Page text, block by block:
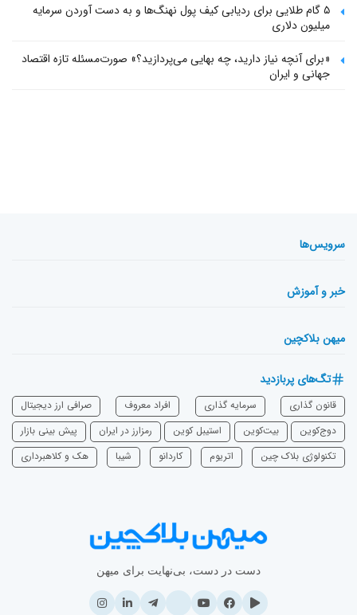
۵ گام طلایی برای ردیابی کیف پول‌ نهنگ‌ها و به دست آوردن سرمایه
میلیون دلاری
«برای آنچه نیاز دارید، چه بهایی می‌پردازید؟» صورت‌مسئله تازه اقتصاد
جهانی و ایران
سرویس‌ها
خبر و آموزش
میهن بلاکچین
تگ‌های پربازدید
قانون گذاری سرمایه‌ گذاری افراد معروف
صرافی ارز دیجیتال
دوج‌کوین
بیت‌کوین استیبل کوین رمزارز در ایران
پیش بینی بازار
تکنولوژی بلاک چین
اتریوم ‌کاردانو شیبا هک و کلاهبرداری
دست در دست، بی‌نهایت برای میهن